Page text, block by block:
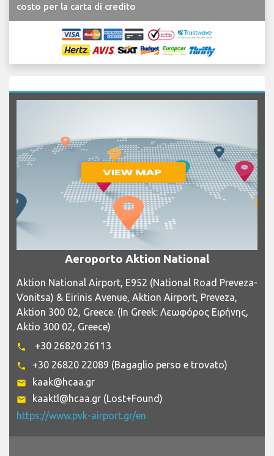
costo per la carta di credito
Aeroporto Aktion National
Aktion National Airport, Ε952 (National Road Preveza-
Vonitsa) & Eirinis Avenue, Aktion Airport, Preveza,
Aktion 300 02, Greece. (In Greek: Λεωφόρος Ειρήνης,
Aktio 300 02, Greece)
phone +30 26820 26113
phone +30 26820 22089 (Bagaglio perso e trovato)
email kaak@hcaa.gr
email
kaaktl@hcaa.gr (Lost+Found)
https://www.pvk-airport.gr/en